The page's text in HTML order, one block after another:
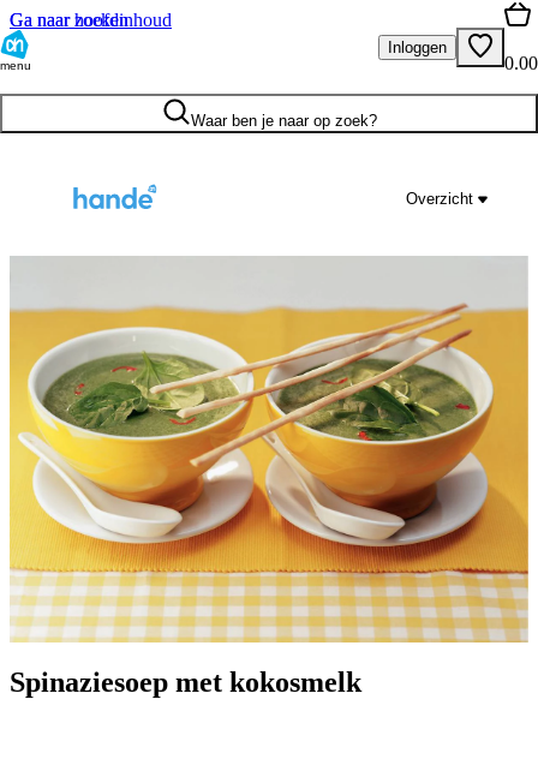
Ga naar hoofdinhoud
Ga naar zoeken
menu
Inloggen
0.00
Waar ben je naar op zoek?
Overzicht
Spinaziesoep met kokosmelk